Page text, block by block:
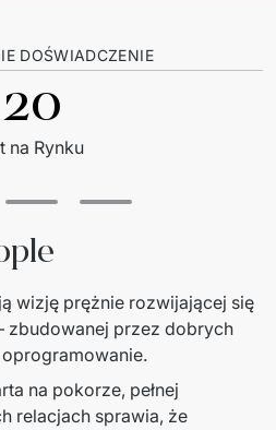
DOŚWIADCZENIE
20
na Rynku
wizję prężnie rozwijającej się
zbudowanej przez dobrych
na pokorze, pełnej
relacjach sprawia, że